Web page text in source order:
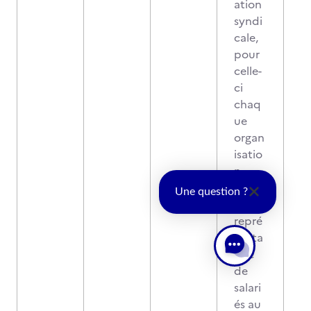
ation
syndi
cale,
pour
celle-
ci
chaq
ue
organ
isatio
n
syndi
repré
senta
tive
de
salari
és au
Une question ?